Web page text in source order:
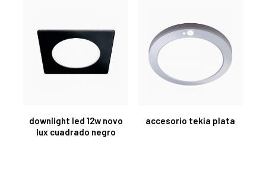
downlight led 12w novo
lux cuadrado negro
accesorio tekia plata